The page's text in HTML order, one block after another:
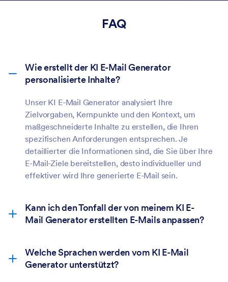
FAQ
Wie erstellt der KI E-Mail Generator
personalisierte Inhalte?
Unser KI E-Mail Generator analysiert Ihre
Zielvorgaben, Kernpunkte und den Kontext, um
maßgeschneiderte Inhalte zu erstellen, die Ihren
spezifischen Anforderungen entsprechen. Je
detaillierter die Informationen sind, die Sie über Ihre
E-Mail-Ziele bereitstellen, desto individueller und
effektiver wird Ihre generierte E-Mail sein.
Kann ich den Tonfall der von meinem KI E-
Mail Generator erstellten E-Mails anpassen?
Welche Sprachen werden vom KI E-Mail
Generator unterstützt?